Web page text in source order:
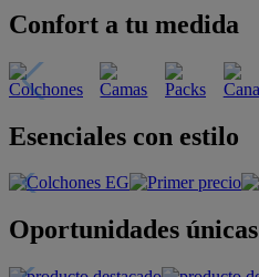
Confort a tu medida
Esenciales con estilo
Oportunidades únicas